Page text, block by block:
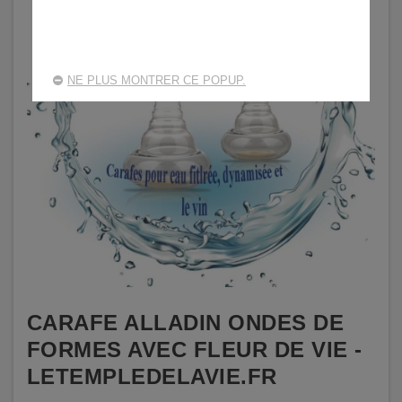
CARAFE ALLADIN ONDES DE
FORMES AVEC FLEUR DE VIE -
LETEMPLEDELAVIE.FR
NE PLUS MONTRER CE POPUP.